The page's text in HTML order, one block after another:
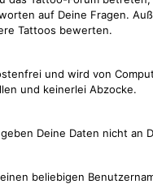
auf Deine Fragen.
Tattoos bewerten.
und wird von
und keinerlei Abzocke.
Deine Daten nicht an
beliebigen